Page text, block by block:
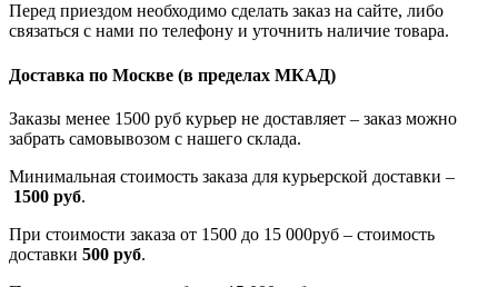
Перед приездом необходимо сделать заказ на сайте, либо
связаться с нами по телефону и уточнить наличие товара.
Доставка по Москве (в пределах МКАД)
Заказы менее 1500 руб курьер не доставляет – заказ можно
забрать самовывозом с нашего склада.
Минимальная стоимость заказа для курьерской доставки –
1500 руб.
При стоимости заказа от 1500 до 15 000руб – стоимость
доставки 500 руб.